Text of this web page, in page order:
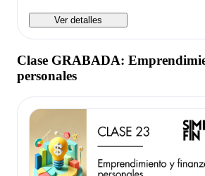
Ver detalles
Clase GRABADA:
personales